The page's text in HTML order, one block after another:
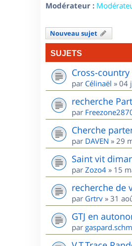
Modérateur :
Nouveau sujet
SUJETS
Cross-
par Célinaël » 04
recherche
par
Cherche
par DAVEN » 29
Saint vit
par Zozo4 » 15
recherche de
par Grtrv » 31
GTJ en
par